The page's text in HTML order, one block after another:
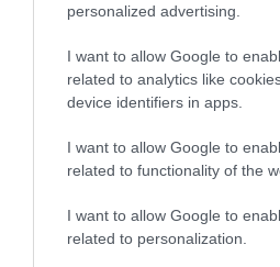
personalized advertising.
I want to allow Google to
related to analytics like
device identifiers in apps.
I want to allow Google to
related to functionality of the
I want to allow Google to
related to personalization.